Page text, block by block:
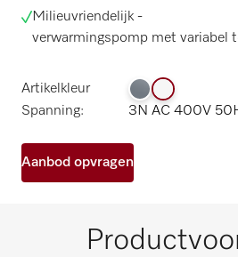
Milieuvriendelijk -
verwarmingspomp met variabel
Artikelkleur
Spanning:
3N AC 400V
Aanbod opvragen